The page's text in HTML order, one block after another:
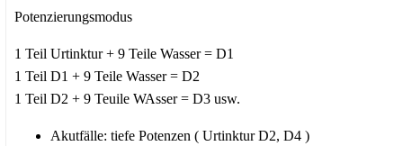
Potenzierungsmodus
1 Teil Urtinktur + 9 Teile Wasser = D1
1 Teil D1 + 9 Teile Wasser = D2
1 Teil D2 + 9 Teuile WAsser = D3 usw.
Akutfälle: tiefe Potenzen ( Urtinktur D2, D4 )